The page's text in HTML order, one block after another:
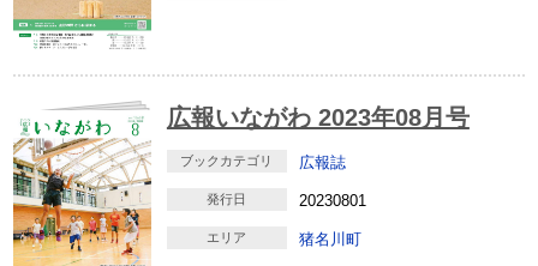
広報いながわ 2023年08月号
ブックカテゴリ 広報誌
発行日 20230801
エリア 猪名川町